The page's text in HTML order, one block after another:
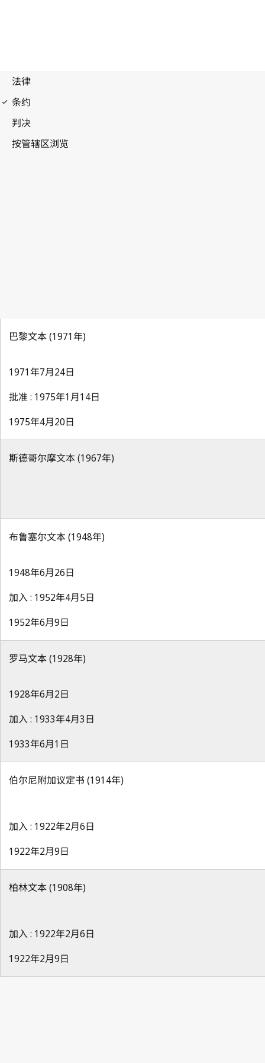
巴黎文本 (1971年)
1971年7月24日
批准 : 1975年1月14日
1975年4月20日
斯德哥尔摩文本 (1967年)
布鲁塞尔文本 (1948年)
1948年6月26日
加入 : 1952年4月5日
1952年6月9日
罗马文本 (1928年)
1928年6月2日
加入 : 1933年4月3日
1933年6月1日
伯尔尼附加议定书 (1914年)
加入 : 1922年2月6日
1922年2月9日
柏林文本 (1908年)
加入 : 1922年2月6日
1922年2月9日